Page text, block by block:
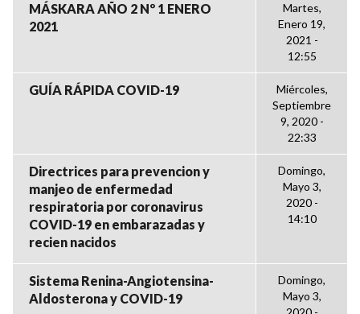
MÁSKARA AÑO 2 Nº 1 ENERO
2021
Martes,
Enero 19,
2021 -
12:55
GUÍA RÁPIDA COVID-19
Miércoles,
Septiembre
9, 2020 -
22:33
Directrices para prevencion y
manjeo de enfermedad
respiratoria por coronavirus
COVID-19 en embarazadas y
recien nacidos
Domingo,
Mayo 3,
2020 -
14:10
Sistema Renina-Angiotensina-
Aldosterona y COVID-19
Domingo,
Mayo 3,